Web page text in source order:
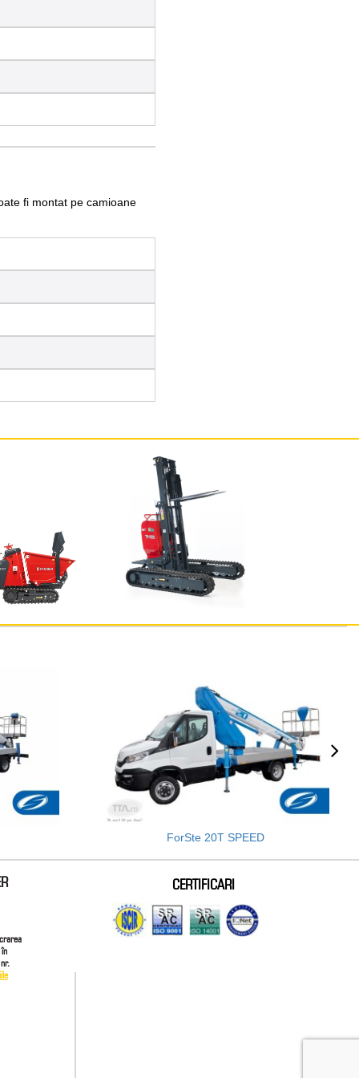
fi montat pe camioane
ForSte 20T SPEED
CERTIFICARI